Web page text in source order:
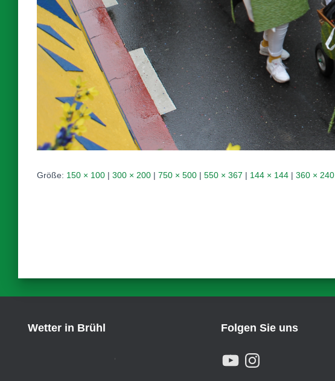
Größe: 150 × 100 | 300 × 200 | 750 × 500 | 550 × 367 | 144 × 144 | 360 × 240
Wetter in Brühl Folgen Sie uns
Y
O
N